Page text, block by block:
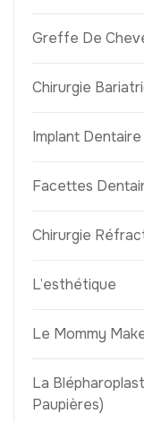
Greffe De
Chirurgie
Implant Dentaire
Facettes
Chirurgie
L’esthétique
Le Mommy
La
Paupières)